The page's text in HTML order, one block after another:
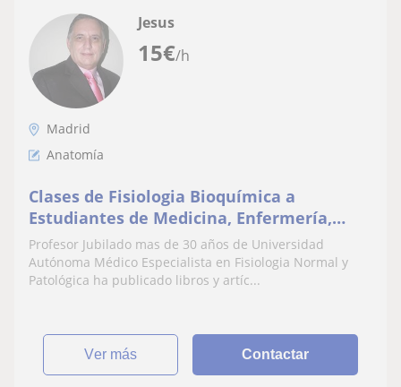
15€/h
Jesus
Madrid
Anatomía
Clases de Fisiologia Bioquímica a
Estudiantes de Medicina, Enfermería,
Fisioterapia y Ciencias del Deporte
Profesor Jubilado mas de 30 años de Universidad
Autónoma Médico Especialista en Fisiologia Normal y
Patológica ha publicado libros y artíc...
ver más Contactar